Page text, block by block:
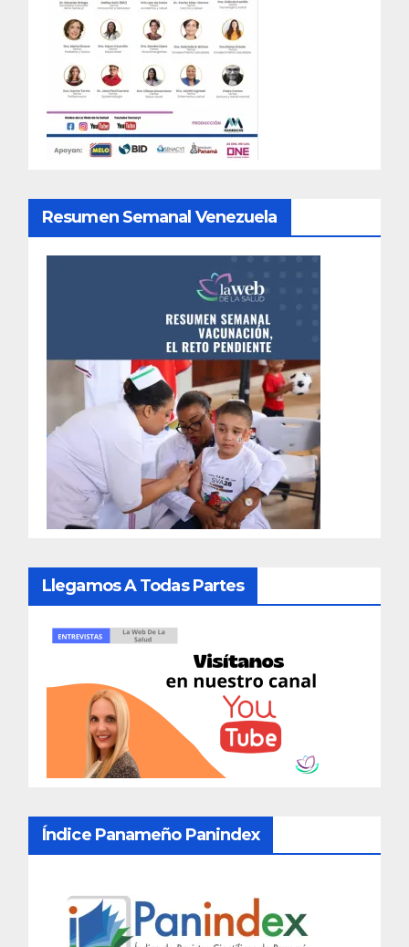
Resumen Semanal Venezuela
Llegamos A Todas Partes
Índice Panameño Panindex